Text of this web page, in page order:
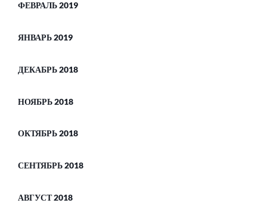
ФЕВРАЛЬ 2019
ЯНВАРЬ 2019
ДЕКАБРЬ 2018
НОЯБРЬ 2018
ОКТЯБРЬ 2018
СЕНТЯБРЬ 2018
АВГУСТ 2018